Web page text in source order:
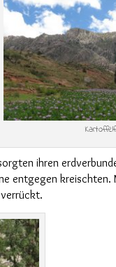
ihren
entgegen